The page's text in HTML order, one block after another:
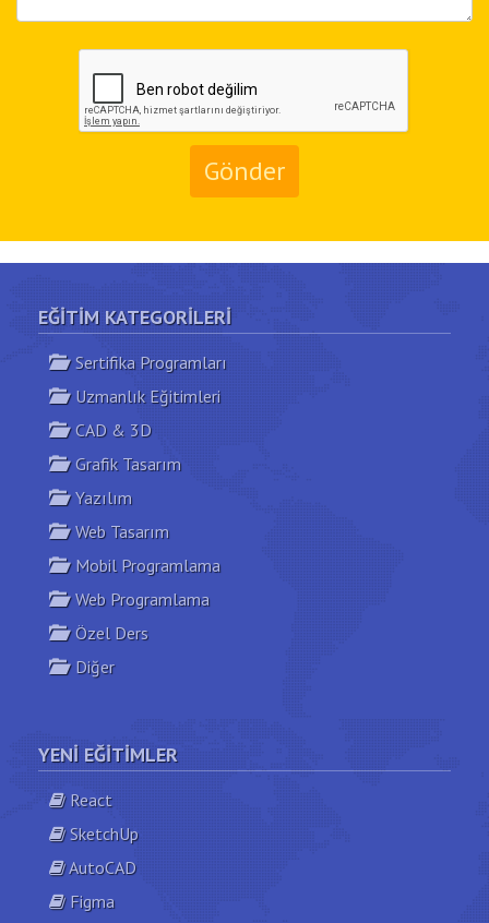
Gönder
EĞITIM KATEGORILERI
Sertifika Programları
Uzmanlık Eğitimleri
CAD & 3D
Grafik Tasarım
Yazılım
Web Tasarım
Mobil Programlama
Web Programlama
Özel Ders
Diğer
YENI EĞITIMLER
React
SketchUp
AutoCAD
Figma